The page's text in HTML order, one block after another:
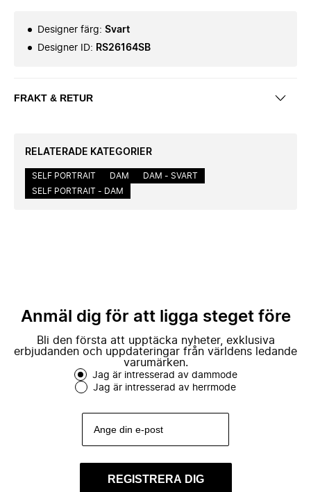
Designer färg: Svart
Designer ID: RS26164SB
FRAKT & RETUR
RELATERADE KATEGORIER
SELF PORTRAIT DAM
DAM - SVART
SELF PORTRAIT - DAM
Anmäl dig för att ligga steget före
Bli den första att upptäcka nyheter, exklusiva
erbjudanden och uppdateringar från världens ledande
varumärken.
Jag är intresserad av dammode
Jag är intresserad av herrmode
REGISTRERA DIG